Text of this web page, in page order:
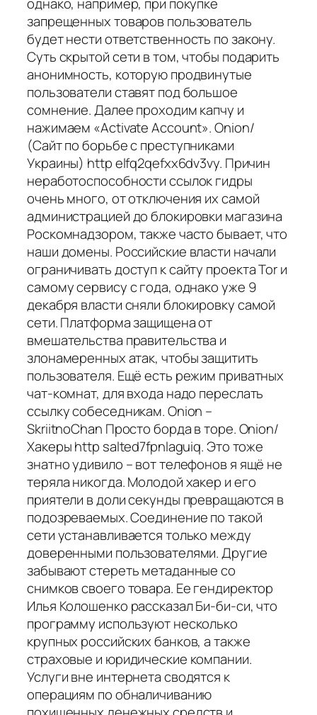
однако, например, при покупке
запрещенных товаров пользователь
будет нести ответственность по закону.
Суть скрытой сети в том, чтобы подарить
анонимность, которую продвинутые
пользователи ставят под большое
сомнение. Далее проходим капчу и
нажимаем «Activate Account». Onion/
(Сайт по борьбе с преступниками
Украины) http elfq2qefxx6dv3vy. Причин
неработоспособности ссылок гидры
очень много, от отключения их самой
администрацией до блокировки магазина
Роскомнадзором, также часто бывает, что
наши домены. Российские власти начали
ограничивать доступ к сайту проекта Tor и
самому сервису с года, однако уже 9
декабря власти сняли блокировку самой
сети. Платформа защищена от
вмешательства правительства и
злонамеренных атак, чтобы защитить
пользователя. Ещё есть режим приватных
чат-комнат, для входа надо переслать
ссылку собеседникам. Onion –
SkriitnoChan Просто борда в торе. Onion/
Хакеры http salted7fpnlaguiq. Это тоже
знатно удивило – вот телефонов я ящё не
теряла никогда. Молодой хакер и его
приятели в доли секунды превращаются в
подозреваемых. Соединение по такой
сети устанавливается только между
доверенными пользователями. Другие
забывают стереть метаданные со
снимков своего товара. Ее гендиректор
Илья Колошенко рассказал Би-би-си, что
программу используют несколько
крупных российских банков, а также
страховые и юридические компании.
Услуги вне интернета сводятся к
операциям по обналичиванию